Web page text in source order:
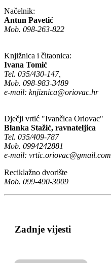
Načelnik:
Antun Pavetić
Mob. 098-263-822
Knjižnica i čitaonica:
Ivana Tomić
Tel. 035/430-147,
Mob. 098-983-3489
e-mail: knjiznica@oriovac.hr
Dječji vrtić "Ivančica Oriovac"
Blanka Stažić, ravnateljica
Tel. 035/409-787
Mob. 0994242881
e-mail: vrtic.oriovac@gmail.com
Reciklažno dvorište
Mob. 099-490-3009
Zadnje vijesti